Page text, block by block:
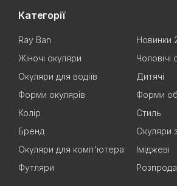
Категорії
Ray Ban
Новинки
Жіночі окуляри
Чоловічі
Окуляри для водіїв
Дитячі
Форми окулярів
Форми
Колір
Стиль
Бренд
Окуляри
Окуляри для комп'ютера
Іміджеві
Футляри